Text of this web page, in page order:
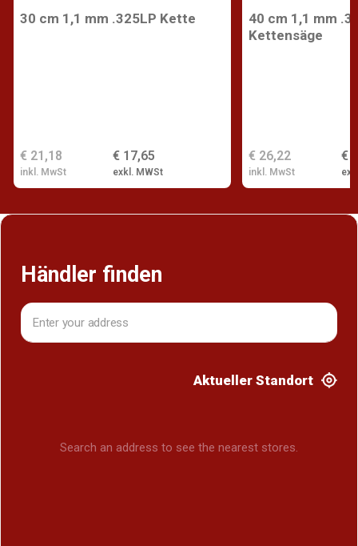
30 cm 1,1 mm .325LP Kette
€ 17,65
exkl. MWSt
€ 21,18
inkl. MwSt
40 cm 1,1 mm
Kettensäge
€
€ 26,22
inkl. MwSt
Händler finden
Aktueller Standort
Search an address to see the nearest stores.